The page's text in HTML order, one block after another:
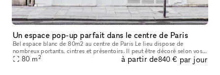
Un espace pop-up parfait dans le centre de Paris
Bel espace blanc de 80m2 au centre de Paris Le lieu dispose de
nombreux portants, cintres et présentoirs. Il peut être décoré selon vos
envies.
80 m2 à partir de840 € par jour